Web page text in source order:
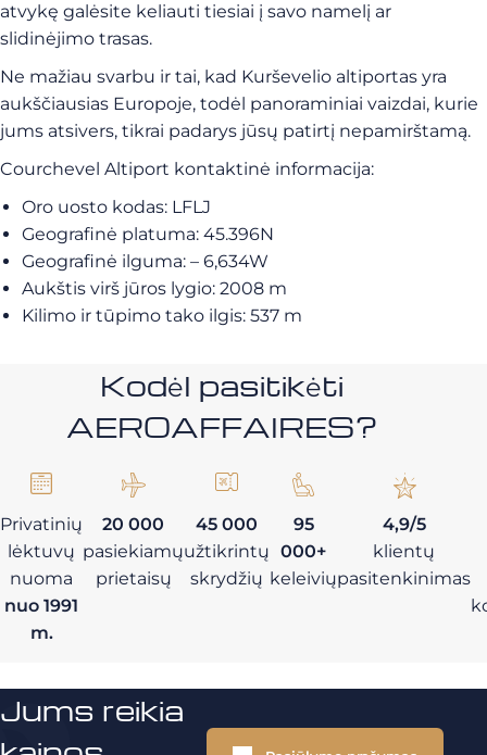
atvykę galėsite keliauti tiesiai į savo namelį ar
slidinėjimo trasas.
Ne mažiau svarbu ir tai, kad Kurševelio altiportas yra
aukščiausias Europoje, todėl panoraminiai vaizdai, kurie
jums atsivers, tikrai padarys jūsų patirtį nepamirštamą.
Courchevel Altiport kontaktinė informacija:
Oro uosto kodas: LFLJ
Geografinė platuma: 45.396N
Geografinė ilguma: – 6,634W
Aukštis virš jūros lygio: 2008 m
Kilimo ir tūpimo tako ilgis: 537 m
Kodėl pasitikėti
AEROAFFAIRES?
Privatinių
lėktuvų
nuoma
nuo 1991
m.
20 000
pasiekiamų
prietaisų
45 000
užtikrintų
skrydžių
95
000+
keleivių
4,9/5
klientų
pasitenkinimas
Jums reikia